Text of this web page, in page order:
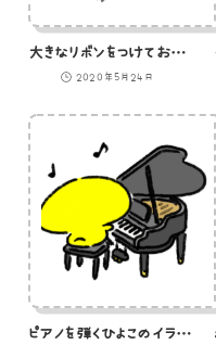
大きなリボンをつけておしゃれをしている女子ひよこのイラスト
2020年5月24日
ピアノを弾くひよこのイラスト